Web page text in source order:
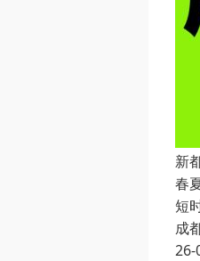
新
春
短
成
26-